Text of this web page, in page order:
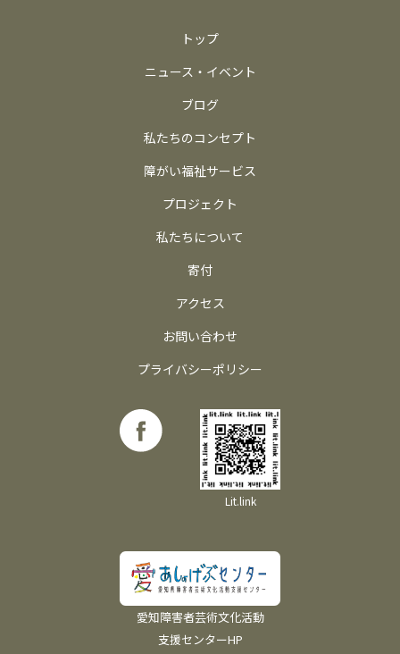
トップ
ニュース・イベント
ブログ
私たちのコンセプト
障がい福祉サービス
プロジェクト
私たちについて
寄付
アクセス
お問い合わせ
プライバシーポリシー
Lit.link
愛知障害者芸術文化活動
支援センターHP